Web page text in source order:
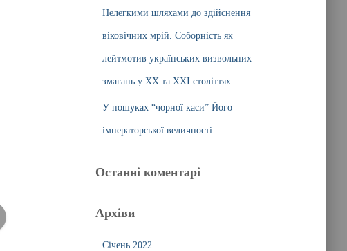
Нелегкими шляхами до здійснення
віковічних мрій. Соборність як
лейтмотив українських визвольних
змагань у ХХ та ХХІ століттях
У пошуках “чорної каси” Його
імператорської величності
Останні коментарі
Архіви
Січень 2022